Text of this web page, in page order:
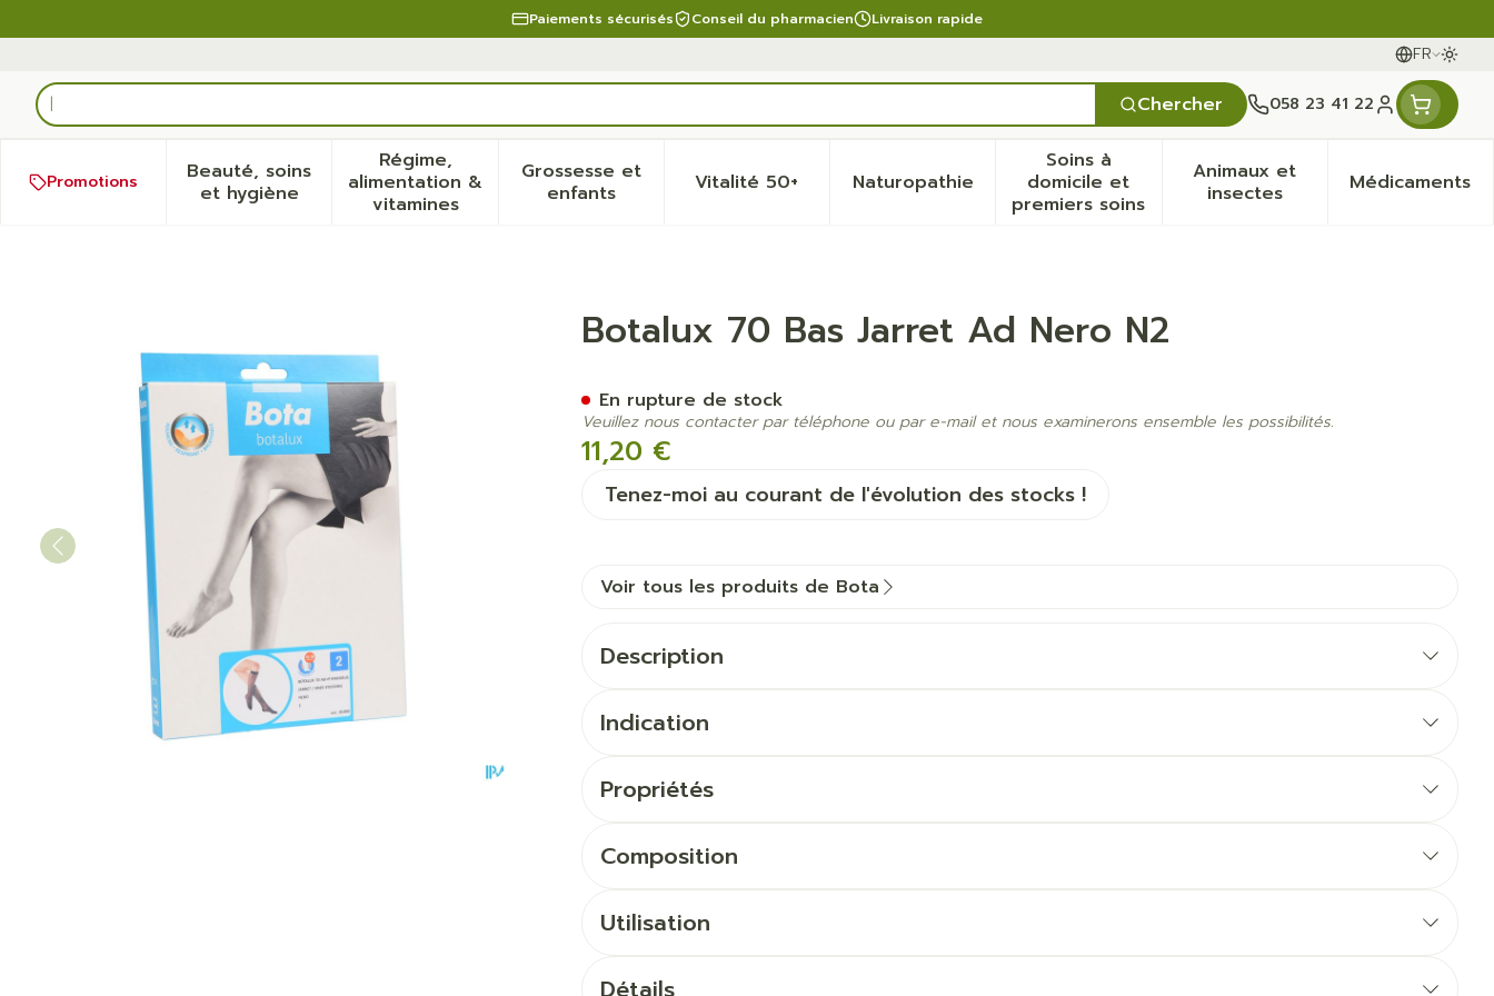
Paiements sécurisés Conseil du pharmacien Livraison rapide
FR
Langues
Rechercher
Chercher 058 23 41 22
Menu client
Promotions
Beauté, soins
et hygièneAfficher le sous-menu pour la catégorie Beauté, soins et hygiène
Régime,
alimentation &
vitaminesAfficher le sous-menu pour la catégorie Régime, alimentation & vitamines
Grossesse et
enfants
Afficher le sous-menu pour la catégorie Grossesse et enfants
Vitalité 50+Afficher le sous-menu pour la catégorie Vitalité 50+
NaturopathieAfficher le sous-menu pour la catégorie Naturopathie
Soins à
domicile et
premiers soinsAfficher le sous-menu pour la catégorie
Animaux et
insectesAfficher le sous-menu
Médicaments
Afficher
Botalux 70 Bas Jarret Ad Nero N2Botalux 70 Bas Jarret Ad Nero N2
11,20 €
Tenez-moi au courant de l'évolution des stocks !
En rupture de stock
Veuillez nous contacter par téléphone ou par e-mail et nous examinerons ensemble les possibilités.
Voir tous les produits de Bota
Description
Indication
Propriétés
Composition
Utilisation
Détails